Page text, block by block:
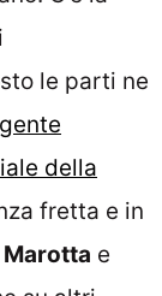
le parti ne
della
fretta e in
Marotta e